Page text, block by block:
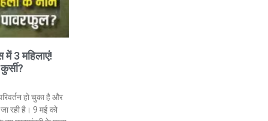
में 3 महिलाएं!
हो चुका है और
रही है। 9 मई को
की शादी में नहीं पहुंचीं
ने बताया 19 की उम्र में